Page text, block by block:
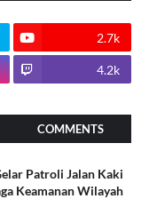
2.7k
4.2k
COMMENTS
Patroli Jalan Kaki
Keamanan Wilayah